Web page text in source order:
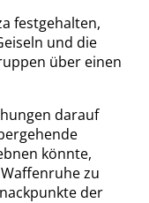
festgehalten,
und die
über einen
darauf
könnte,
zu
der